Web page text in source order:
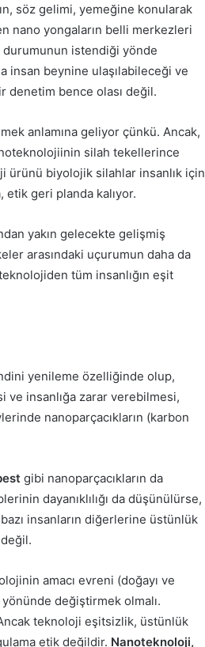
söz gelimi, yemeğine konularak
nano yongaların belli merkezleri
istendiği yönde
beynine ulaşılabileceği ve
denetim bence olası değil.
anlamına geliyor çünkü. Ancak,
silah tekellerince
ürünü biyolojik silahlar insanlık için
geri planda kalıyor.
yakın gelecekte gelişmiş
arasındaki uçurumun daha da
tüm insanlığın eşit
yenileme özelliğinde olup,
ve insanlığa zarar verebilmesi,
nanoparçacıkların (karbon
gibi nanoparçacıkların da
dayanıklılığı da düşünülürse,
insanların diğerlerine üstünlük
amacı evreni (doğayı ve
değiştirmek olmalı.
teknoloji eşitsizlik, üstünlük
etik değildir. Nanoteknoloji,